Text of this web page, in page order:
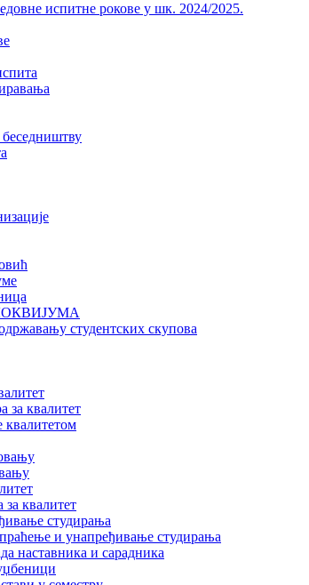
испитне рокове у шк. 2024/2025.
студентских скупова
за квалитет
квалитетом
квалитет
студирања
и унапређивање студирања
наставника и сарадника